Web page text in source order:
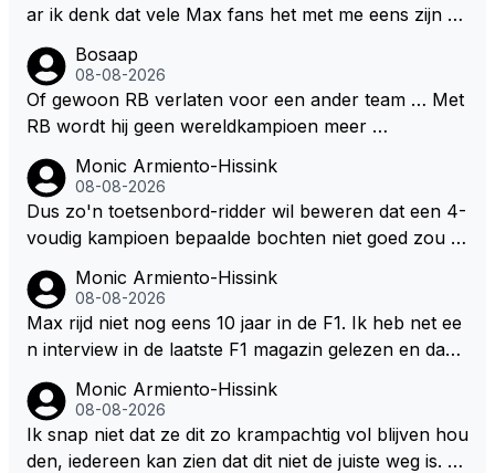
ar ik denk dat vele Max fans het met me eens zijn da
zijn als Alonso samen met Max ergens in een vieren
twings uur race samen in een team zouden zitten. D
eze 2 coureurs zouden een fantastisch affiche zijn v
Bosaap
08-08-2026
Of gewoon RB verlaten voor een ander team … Met
RB wordt hij geen wereldkampioen meer …
Monic Armiento-Hissink
08-08-2026
Dus zo'n toetsenbord-ridder wil beweren dat een 4-
voudig kampioen bepaalde bochten niet goed zou n
e reglementen wel goed vindt.
Monic Armiento-Hissink
08-08-2026
Max rijd niet nog eens 10 jaar in de F1. Ik heb net ee
n interview in de laatste F1 magazin gelezen en daari
10, 20 jaar ziet staan, zijn antwoord:" dan moet er e
en professioneel team staan dat mee doet voor over
winningen en kampioenschappen. Die standaard mo
Monic Armiento-Hissink
08-08-2026
Ik snap niet dat ze dit zo krampachtig vol blijven hou
den, iedereen kan zien dat dit niet de juiste weg is. W